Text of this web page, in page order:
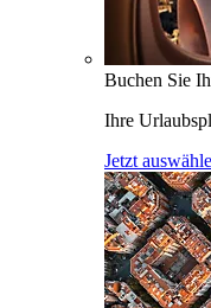
Buchen Sie
Ihre
Jetzt